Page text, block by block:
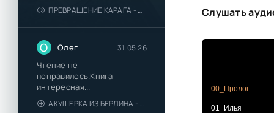
ПРЕВРАЩЕНИЕ КАРАГА - КАТЯ БРАНДИС
О Олег 31.05.26
Чтение не
понравилось.Книга
интересная...
АКУШЕРКА ИЗ БЕРЛИНА - АННА СТЮАРТ
Слушать
00_Пролог
01_Илья